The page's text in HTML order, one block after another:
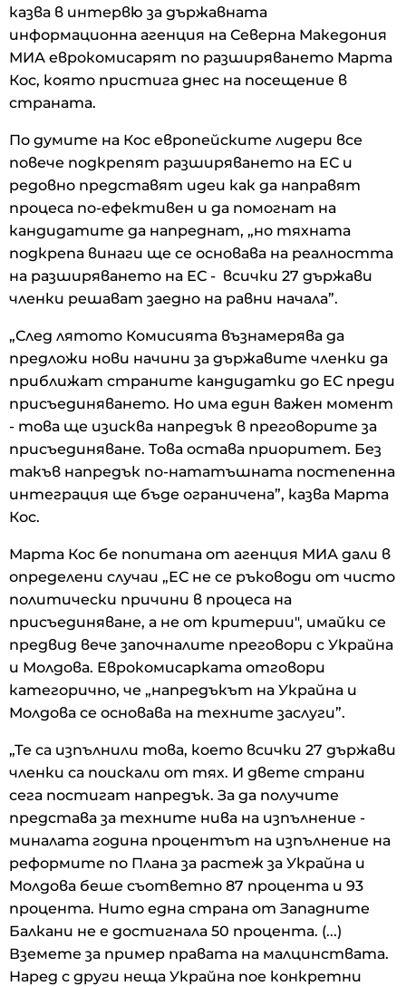
казва в интервю за държавната
информационна агенция на Северна Македония
МИА еврокомисарят по разширяването Марта
Кос, която пристига днес на посещение в
страната.
По думите на Кос европейските лидери все
повече подкрепят разширяването на ЕС и
редовно представят идеи как да направят
процеса по-ефективен и да помогнат на
кандидатите да напреднат, „но тяхната
подкрепа винаги ще се основава на реалността
на разширяването на ЕС - всички 27 държави
членки решават заедно на равни начала”.
„След лятото Комисията възнамерява да
предложи нови начини за държавите членки да
приближат страните кандидатки до ЕС преди
присъединяването. Но има един важен момент
- това ще изисква напредък в преговорите за
присъединяване. Това остава приоритет. Без
такъв напредък по-нататъшната постепенна
интеграция ще бъде ограничена”, казва Марта
Кос.
Марта Кос бе попитана от агенция МИА дали в
определени случаи „ЕС не се ръководи от чисто
политически причини в процеса на
присъединяване, а не от критерии", имайки се
предвид вече започналите преговори с Украйна
и Молдова. Еврокомисарката отговори
категорично, че „напредъкът на Украйна и
Молдова се основава на техните заслуги”.
„Те са изпълнили това, което всички 27 държави
членки са поискали от тях. И двете страни
сега постигат напредък. За да получите
представа за техните нива на изпълнение -
миналата година процентът на изпълнение на
реформите по Плана за растеж за Украйна и
Молдова беше съответно 87 процента и 93
процента. Нито една страна от Западните
Балкани не е достигнала 50 процента. (...)
Вземете за пример правата на малцинствата.
Наред с други неща Украйна пое конкретни